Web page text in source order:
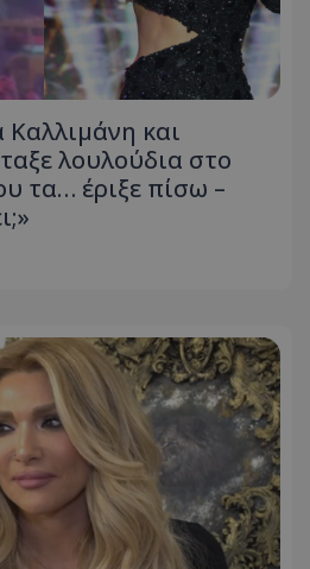
Καλλιμάνη και
λουλούδια στο
τα… έριξε πίσω –